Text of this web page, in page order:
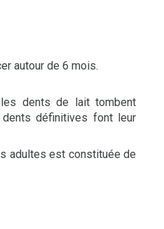
autour de 6 mois.
dents de lait tombent
définitives font leur
adultes est constituée de